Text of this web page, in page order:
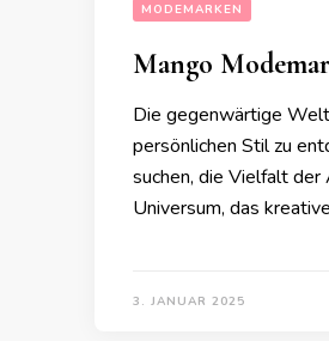
MODEMARKEN
Mango
Die gegenwärtige
persönlichen Stil zu
suchen, die Vielfalt der
Universum, das
3. JANUAR 2025